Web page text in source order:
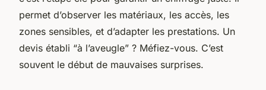
permet d’observer les matériaux, les accès, les
zones sensibles, et d’adapter les prestations. Un
devis établi “à l’aveugle” ? Méfiez-vous. C’est
souvent le début de mauvaises surprises.